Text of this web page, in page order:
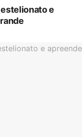
e